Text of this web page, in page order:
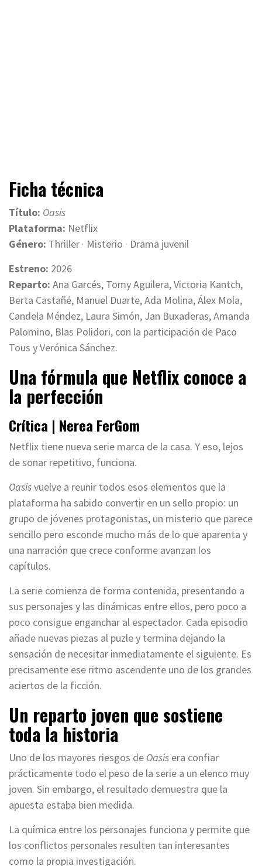
Ficha técnica
Título: Oasis
Plataforma: Netflix
Género: Thriller · Misterio · Drama juvenil
Estreno: 2026
Reparto: Ana Garcés, Tomy Aguilera, Victoria Kantch,
Berta Castañé, Manuel Duarte, Ada Molina, Álex Mola,
Candela Méndez, Laura Simón, Jan Buxaderas, Amanda
Palomino, Blas Polidori, con la participación de Paco
Tous y Verónica Sánchez.
Una fórmula que Netflix conoce a
la perfección
Crítica | Nerea FerGom
Netflix tiene nueva serie marca de la casa. Y eso, lejos
de sonar repetitivo, funciona.
Oasisvuelve a reunir todos esos elementos que la
plataforma ha sabido convertir en un sello propio: un
grupo de jóvenes protagonistas, un misterio que parece
sencillo pero esconde mucho más de lo que aparenta y
una narración que crece conforme avanzan los
capítulos.
La serie comienza de forma contenida, presentando a
sus personajes y las dinámicas entre ellos, pero poco a
poco consigue enganchar al espectador. Cada episodio
añade nuevas piezas al puzle y termina dejando la
sensación de necesitar inmediatamente el siguiente. Es
precisamente ese ritmo ascendente uno de los grandes
aciertos de la ficción.
Un reparto joven que sostiene
toda la historia
Uno de los mayores riesgos de Oasis era confiar
prácticamente todo el peso de la serie a un elenco muy
joven. Sin embargo, el resultado demuestra que la
apuesta estaba bien medida.
La química entre los personajes funciona y permite que
los conflictos personales resulten tan interesantes
como la propia investigación.